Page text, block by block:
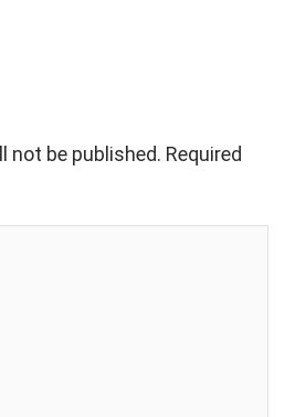
not be published. Required